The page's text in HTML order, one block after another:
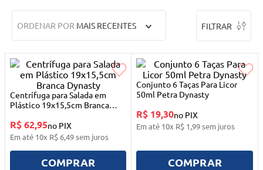
ORDENAR POR MAIS RECENTES FILTRAR
Centrífuga para Salada em
Plástico 19x15,5cm Branca
R$ 62,95no PIX
Em até 10x R$ 6,49sem juros
COMPRAR
Conjunto 6 Taças Para Licor
50ml Petra Dynasty
R$ 19,30no PIX
Em até 10x R$ 1,99sem juros
COMPRAR
3º
máquina costura
5º
cosmetico
º
carrinho reversível
7º
truss
8º
mesa dobrável notebook